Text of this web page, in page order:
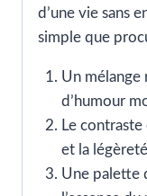
d’une vie sans
simple que
Un mélange
d’humour
Le
et la
Une palette